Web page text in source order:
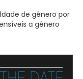
de gênero por
a gênero